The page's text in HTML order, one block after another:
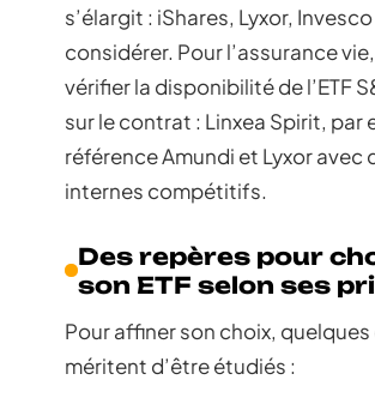
s’élargit : iShares, Lyxor,
considérer. Pour l’assurance
vérifier la disponibilité de l’ETF
sur le contrat : Linxea Spirit, par
référence Amundi et Lyxor avec
internes compétitifs.
Des repères pour
son ETF selon ses
Pour affiner son choix,
méritent d’être étudiés :